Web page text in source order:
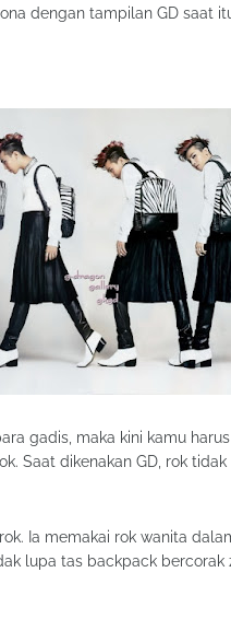
dengan tampilan GD saat
gadis, maka kini kamu
Saat dikenakan GD, rok
Ia memakai rok wanita
lupa tas backpack bercorak